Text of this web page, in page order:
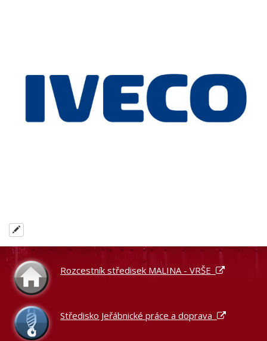
Rozcestník středisek MALINA - VRŠE
Středisko Jeřábnické práce a doprava